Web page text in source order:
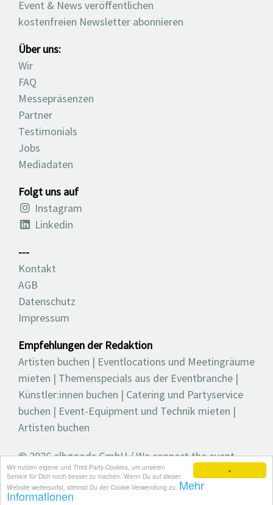
×
Wir nutzen eigene und Third-Party-Cookies, um unseren
Service für Dich noch besser zu machen. Wenn Du auf dieser
Website weitersurfst, stimmst Du der Cookie-Verwendung zu. Mehr
Informationen
Event & News veröffentlichen
kostenfreien Newsletter abonnieren
Über uns:
Wir
FAQ
Messepräsenzen
Partner
Testimonials
Jobs
Mediadaten
Folgt uns auf
Instagram
Linkedin
---
Kontakt
AGB
Datenschutz
Impressum
Empfehlungen der Redaktion
Artisten buchen | Eventlocations und Meetingräume
mieten | Themenspecials aus der Eventbranche |
Künstler:innen buchen | Catering und Partyservice
buchen | Event-Equipment und Technik mieten |
Artisten buchen
© 2026 elbgoods GmbH / We connect the event
industry / Medienvielfalt für die Eventplanung /
Eventbranchenbuch, Blog, Magazin und mehr